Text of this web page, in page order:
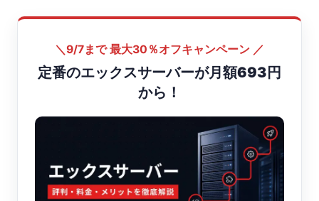
＼9/7まで 最大30％オフキャンペーン ／
定番のエックスサーバーが月額693円
から！